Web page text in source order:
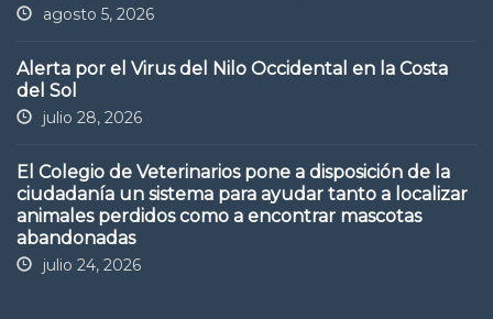
agosto 5, 2026
Alerta por el Virus del Nilo Occidental en la Costa
del Sol
julio 28, 2026
El Colegio de Veterinarios pone a disposición de la
ciudadanía un sistema para ayudar tanto a localizar
animales perdidos como a encontrar mascotas
abandonadas
julio 24, 2026